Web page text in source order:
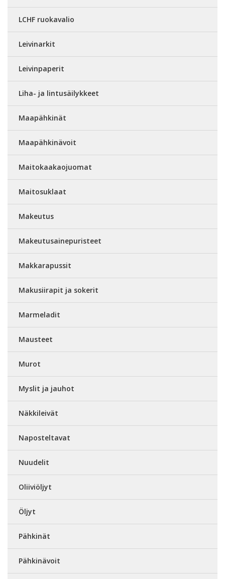
LCHF ruokavalio
Leivinarkit
Leivinpaperit
Liha- ja lintusäilykkeet
Maapähkinät
Maapähkinävoit
Maitokaakaojuomat
Maitosuklaat
Makeutus
Makeutusainepuristeet
Makkarapussit
Makusiirapit ja sokerit
Marmeladit
Mausteet
Murot
Myslit ja jauhot
Näkkileivät
Naposteltavat
Nuudelit
Oliiviöljyt
Öljyt
Pähkinät
Pähkinävoit